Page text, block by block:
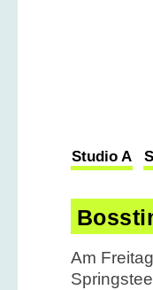
Studio A
Am